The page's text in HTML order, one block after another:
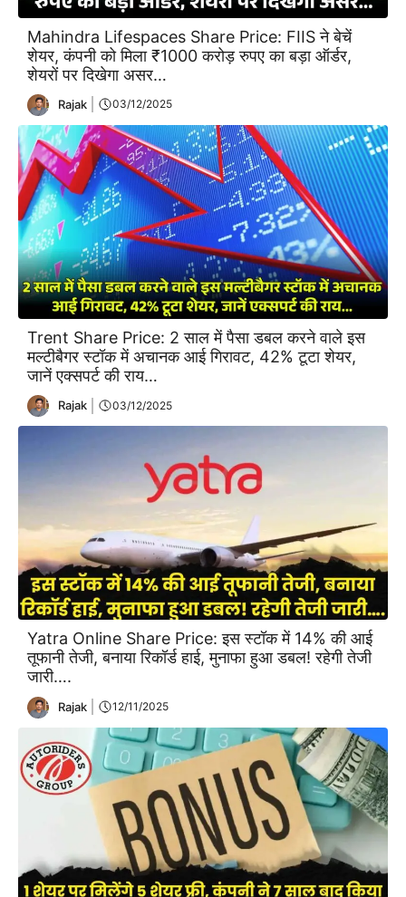
Mahindra Lifespaces Share Price: FIIS ने बेचें
शेयर, कंपनी को मिला ₹1000 करोड़ रुपए का बड़ा ऑर्डर,
शेयरों पर दिखेगा असर…
Rajak 03/12/2025
Trent Share Price: 2 साल में पैसा डबल करने वाले इस
मल्टीबैगर स्टॉक में अचानक आई गिरावट, 42% टूटा शेयर,
जानें एक्सपर्ट की राय…
Rajak 03/12/2025
Yatra Online Share Price: इस स्टॉक में 14% की आई
तूफानी तेजी, बनाया रिकॉर्ड हाई, मुनाफा हुआ डबल! रहेगी तेजी
जारी….
Rajak 12/11/2025